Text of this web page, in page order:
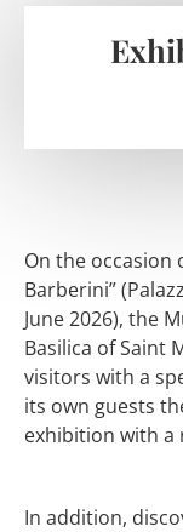
On the occasion
Barberini”
June 2026), the
Basilica of Saint
visitors with a
its own guests
exhibition with a
In addition,